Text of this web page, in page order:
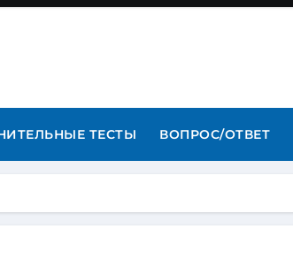
ТЕСТЫ ВОПРОС/ОТВЕТ